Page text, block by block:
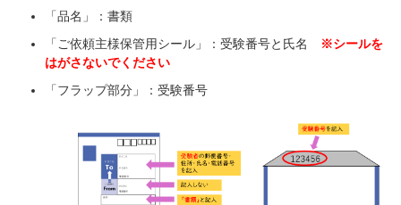
「品名」：書類
「ご依頼主様保管用シール」：受験番号と氏名
※シールを
はがさないでください
「フラップ部分」：受験番号